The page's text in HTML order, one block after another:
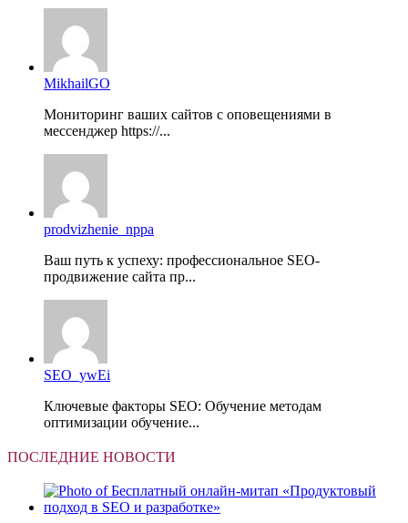
MikhailGO
Мониторинг ваших сайтов с оповещениями в
мессенджер https://...
prodvizhenie_nppa
Ваш путь к успеху: профессиональное SEO-
продвижение сайта пр...
SEO_ywEi
Ключевые факторы SEO: Обучение методам
оптимизации обучение...
ПОСЛЕДНИЕ НОВОСТИ